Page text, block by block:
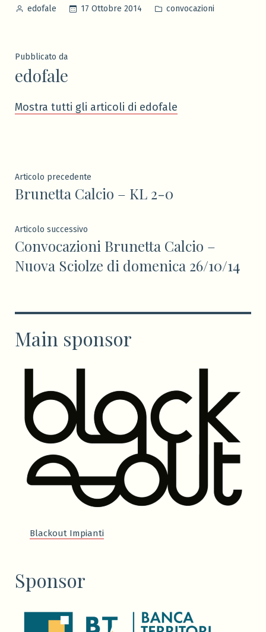
Pubblicato
edofale 17 Ottobre 2014
Pubblicato
convocazioni
Pubblicato da
edofale
Mostra tutti gli articoli di edofale
Navigazione
articoli
Articolo precedente
precedente:
Brunetta Calcio – KL 2-0
Articolo successivo
successivo:
Convocazioni Brunetta Calcio –
Nuova Sciolze di domenica 26/10/14
Main sponsor
Blackout Impianti
Sponsor